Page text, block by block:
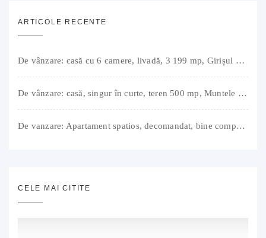
ARTICOLE RECENTE
De vânzare: casă cu 6 camere, livadă, 3 199 mp, Girișul Negru, Bihor, 42 000 Euro. Comision 0.
De vânzare: casă, singur în curte, teren 500 mp, Muntele Găina, Oradea. 157.000 € (negociabil). Comision 0.
De vanzare: Apartament spatios, decomandat, bine compartimentat, 3 camere, 2 bai, bucatarie, suprafață utilă de 64 mp + 3 balcoane (11 mp), strada Barierei, zona Dragos Voda Oradea. 89 500 E (neg). Comision 0
CELE MAI CITITE